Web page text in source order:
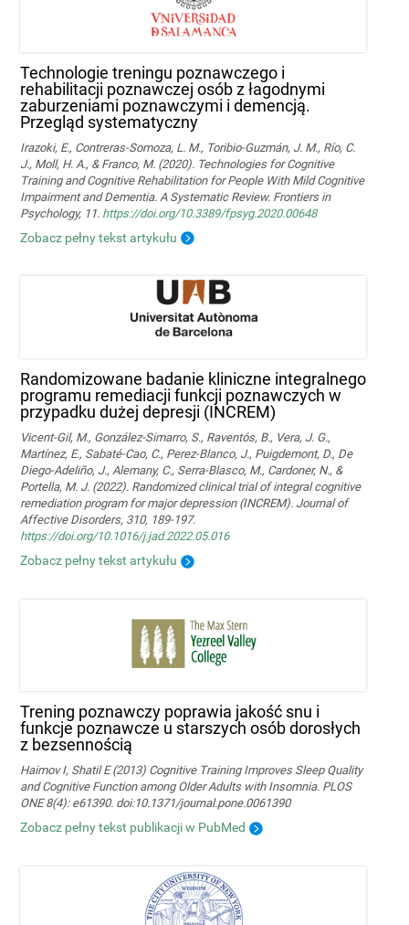
Technologie treningu poznawczego i
rehabilitacji poznawczej osób z łagodnymi
zaburzeniami poznawczymi i demencją.
Przegląd systematyczny
Irazoki, E., Contreras-Somoza, L. M., Toribio-Guzmán, J. M., Río, C.
J., Moll, H. A., & Franco, M. (2020). Technologies for Cognitive
Training and Cognitive Rehabilitation for People With Mild Cognitive
Impairment and Dementia. A Systematic Review. Frontiers in
Psychology, 11. https://doi.org/10.3389/fpsyg.2020.00648
Zobacz pełny tekst artykułu
Randomizowane badanie kliniczne integralnego
programu remediacji funkcji poznawczych w
przypadku dużej depresji (INCREM)
Vicent-Gil, M., González-Simarro, S., Raventós, B., Vera, J. G.,
Martínez, E., Sabaté-Cao, C., Perez-Blanco, J., Puigdemont, D., De
Diego-Adeliño, J., Alemany, C., Serra-Blasco, M., Cardoner, N., &
Portella, M. J. (2022). Randomized clinical trial of integral cognitive
remediation program for major depression (INCREM). Journal of
Affective Disorders, 310, 189-197.
https://doi.org/10.1016/j.jad.2022.05.016
Zobacz pełny tekst artykułu
Trening poznawczy poprawia jakość snu i
funkcje poznawcze u starszych osób dorosłych
z bezsennością
Haimov I, Shatil E (2013) Cognitive Training Improves Sleep Quality
and Cognitive Function among Older Adults with Insomnia. PLOS
ONE 8(4): e61390. doi:10.1371/journal.pone.0061390
Zobacz pełny tekst publikacji w PubMed